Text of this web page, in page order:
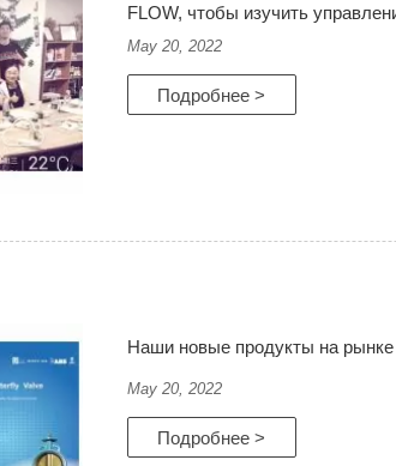
FLOW, чтобы изучить
May 20, 2022
Подробнее >
Наши новые продукты на рынке
May 20, 2022
Подробнее >